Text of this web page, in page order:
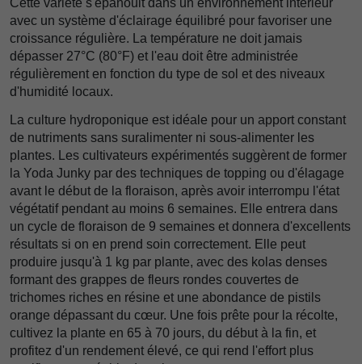
Cette variété s'épanouit dans un environnement intérieur
avec un système d'éclairage équilibré pour favoriser une
croissance régulière. La température ne doit jamais
dépasser 27°C (80°F) et l'eau doit être administrée
régulièrement en fonction du type de sol et des niveaux
d'humidité locaux.
La culture hydroponique est idéale pour un apport constant
de nutriments sans suralimenter ni sous-alimenter les
plantes. Les cultivateurs expérimentés suggèrent de former
la Yoda Junky par des techniques de topping ou d'élagage
avant le début de la floraison, après avoir interrompu l'état
végétatif pendant au moins 6 semaines. Elle entrera dans
un cycle de floraison de 9 semaines et donnera d'excellents
résultats si on en prend soin correctement. Elle peut
produire jusqu'à 1 kg par plante, avec des kolas denses
formant des grappes de fleurs rondes couvertes de
trichomes riches en résine et une abondance de pistils
orange dépassant du cœur. Une fois prête pour la récolte,
cultivez la plante en 65 à 70 jours, du début à la fin, et
profitez d'un rendement élevé, ce qui rend l'effort plus